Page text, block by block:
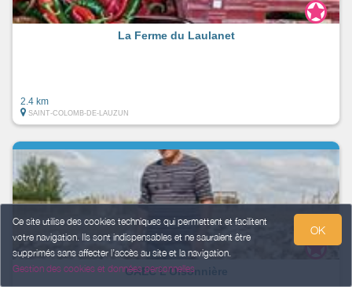
Ce site utilise des cookies techniques qui permettent et facilitent
votre navigation. Ils sont indispensables et ne sauraient être
supprimés sans affecter l’accès au site et la navigation.
Gestion des cookies et données personnelles
OK
La Ferme du Laulanet
2.4 km
SAINT-COLOMB-DE-LAUZUN
GAEC L'Oisonnière